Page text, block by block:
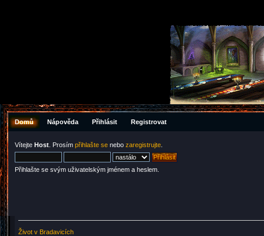
Domů Nápověda Přihlásit Registrovat
Vítejte Host . Prosím přihlašte se nebo zaregistrujte
Přihlašte se svým uživatelským jménem a heslem.
Život v Bradavicích